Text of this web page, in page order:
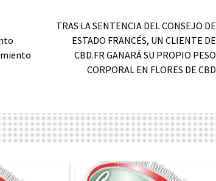
TRAS LA SENTENCIA DEL CONSEJO DE
ESTADO FRANCÉS, UN CLIENTE DE
CBD.FR GANARÁ SU PROPIO PESO
CORPORAL EN FLORES DE CBD